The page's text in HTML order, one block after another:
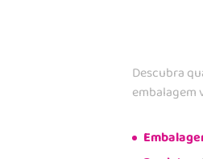
Descubra
embalagem